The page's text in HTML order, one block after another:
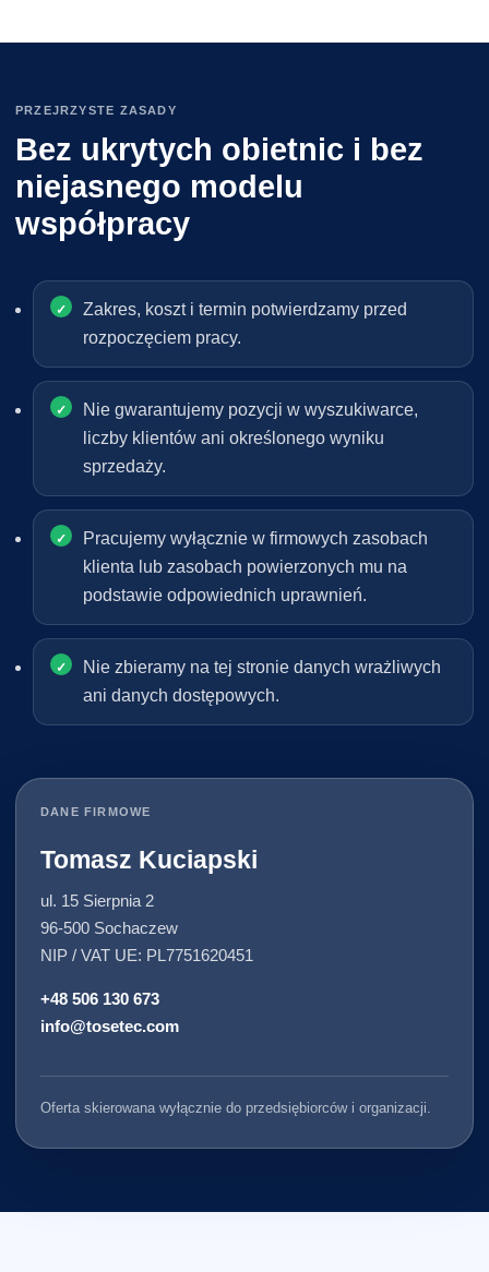
PRZEJRZYSTE ZASADY
Bez ukrytych obietnic i bez
niejasnego modelu
współpracy
Zakres, koszt i termin potwierdzamy przed
rozpoczęciem pracy.
Nie gwarantujemy pozycji w wyszukiwarce,
liczby klientów ani określonego wyniku
sprzedaży.
Pracujemy wyłącznie w firmowych zasobach
klienta lub zasobach powierzonych mu na
podstawie odpowiednich uprawnień.
Nie zbieramy na tej stronie danych wrażliwych
ani danych dostępowych.
DANE FIRMOWE
Tomasz Kuciapski
ul. 15 Sierpnia 2
96-500 Sochaczew
NIP / VAT UE: PL7751620451
+48 506 130 673
info@tosetec.com
Oferta skierowana wyłącznie do przedsiębiorców i organizacji.